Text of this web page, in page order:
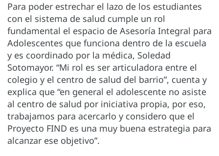
Para poder estrechar el lazo de los estudiantes
con el sistema de salud cumple un rol
fundamental el espacio de Asesoría Integral para
Adolescentes que funciona dentro de la escuela
y es coordinado por la médica, Soledad
Sotomayor. “Mi rol es ser articuladora entre el
colegio y el centro de salud del barrio”, cuenta y
explica que “en general el adolescente no asiste
al centro de salud por iniciativa propia, por eso,
trabajamos para acercarlo y considero que el
Proyecto FIND es una muy buena estrategia para
alcanzar ese objetivo”.